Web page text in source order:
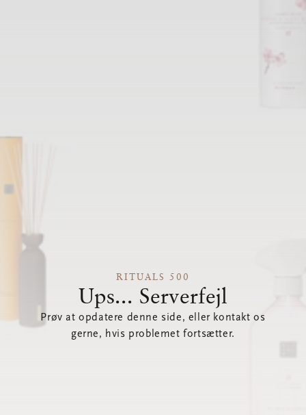
RITUALS 500
Ups... Serverfejl
Prøv at opdatere denne side, eller kontakt os
gerne, hvis problemet fortsætter.